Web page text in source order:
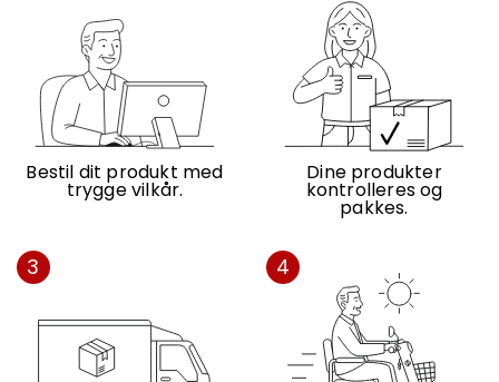
Bestil dit produkt med
trygge vilkår.
Dine produkter
kontrolleres og
pakkes.
3 4